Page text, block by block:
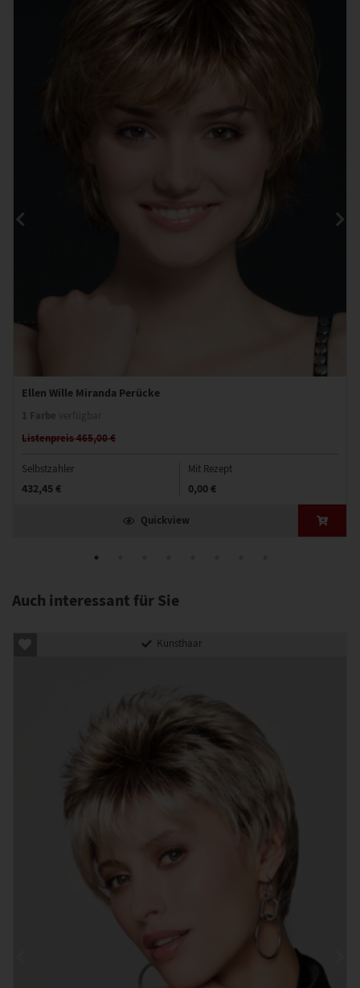
Ellen Wille Miranda Perücke
Listenpreis 465,00 €
Selbstzahler
432,45 €
Mit Rezept
0,00 €
Quickview
Auch interessant für Sie
Kunsthaar